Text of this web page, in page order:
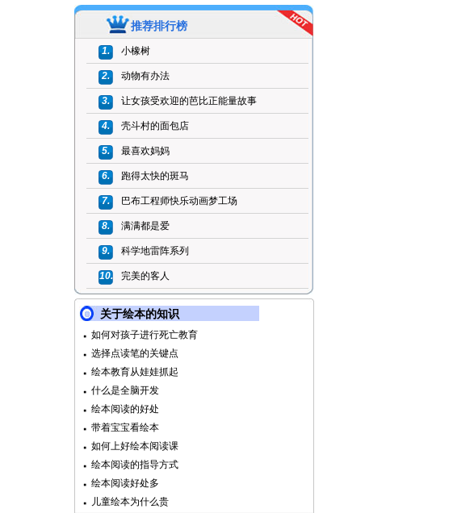
推荐排行榜
1. 小橡树
2. 动物有办法
3. 让女孩受欢迎的芭比正能量故事
4. 壳斗村的面包店
5. 最喜欢妈妈
6. 跑得太快的斑马
7. 巴布工程师快乐动画梦工场
8. 满满都是爱
9. 科学地雷阵系列
10. 完美的客人
关于绘本的知识
如何对孩子进行死亡教育
选择点读笔的关键点
绘本教育从娃娃抓起
什么是全脑开发
绘本阅读的好处
带着宝宝看绘本
如何上好绘本阅读课
绘本阅读的指导方式
绘本阅读好处多
儿童绘本为什么贵